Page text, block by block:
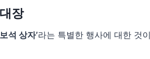
장
석 상자’라는 특별한 행사에 대한 것